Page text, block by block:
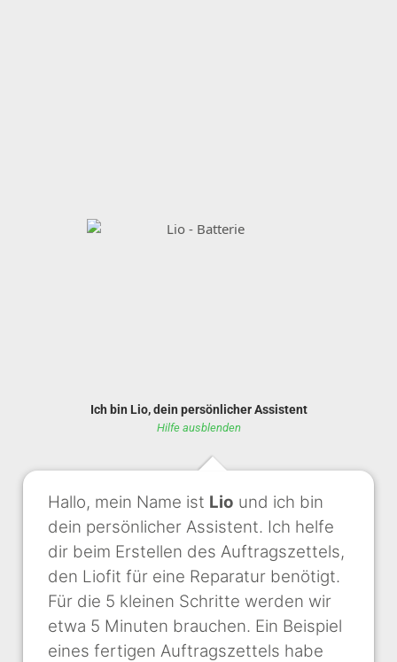
Ich bin Lio, dein persönlicher Assistent
Hilfe ausblenden
Hallo, mein Name ist Lio und ich bin
dein persönlicher Assistent. Ich helfe
dir beim Erstellen des Auftragszettels,
den Liofit für eine Reparatur benötigt.
Für die 5 kleinen Schritte werden wir
etwa 5 Minuten brauchen. Ein Beispiel
eines fertigen Auftragszettels habe